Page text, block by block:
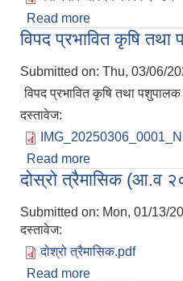
Read more
विपद प्रभावित कृषि
Submitted on: Thu, 03/06/
विपद प्रभावित कृषि तथा
दस्तावेज:
Read more
दोस्रो त्रैमासिक (आ.व
Submitted on: Mon, 01/13/
दस्तावेज:
दोश्रो त्रैमासिक.pdf
Read more